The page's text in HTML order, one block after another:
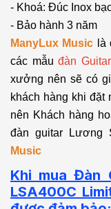
- Khoá: Đúc Inox
- Bảo hành 3 năm
ManyLux Music là
các mẫu đàn
xưởng nên sẽ có
khách hàng khi đặt
nên Khách hàng
đàn guitar Lương
Music
Khi mua Đàn
LSA400C